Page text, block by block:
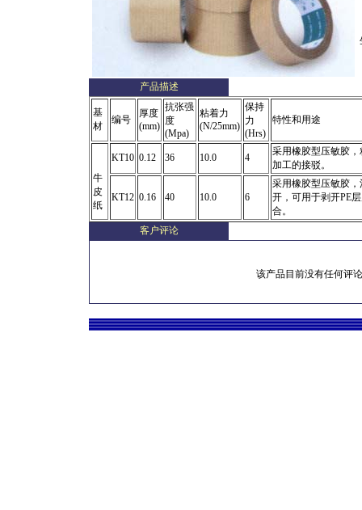
产品描述
基
材
编号
厚度
(mm)
抗张强
度
(Mpa)
粘着力
(N/25mm)
保持
力
(Hrs)
特性和用途
牛
皮
纸
KT10 0.12 36 10.0 4
采用橡胶型压敏胶
加工的接驳。
KT12 0.16 40 10.0 6
采用橡胶型压敏胶
开，可用于剥开PE
合。
客户评论
该产品目前没有任何评